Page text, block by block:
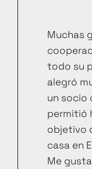
Muchas
todo su
alegró
un socio
permitió
objetivo
casa en
Me